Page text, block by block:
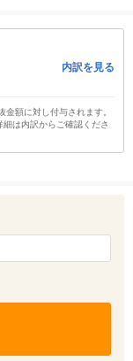
内訳を見る
額に対し付与されます。
は内訳からご確認くださ